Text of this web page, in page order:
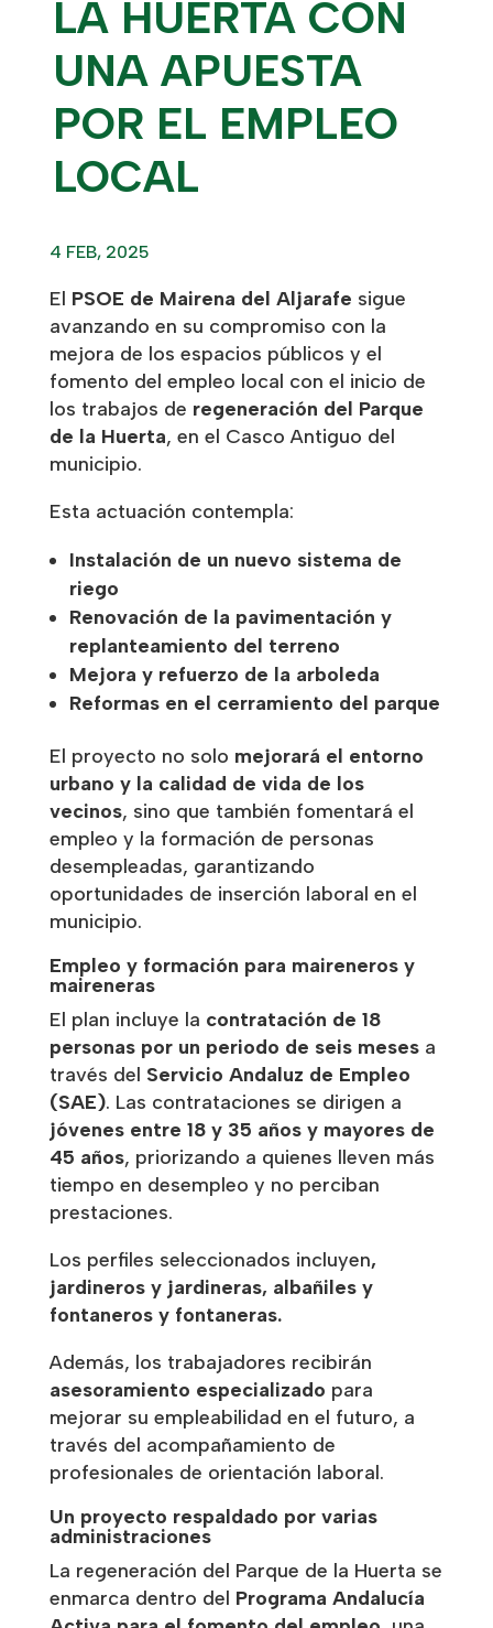
LA HUERTA CON
UNA APUESTA
POR EL EMPLEO
LOCAL
4 FEB, 2025
El PSOE de Mairena del Aljarafe sigue
avanzando en su compromiso con la
mejora de los espacios públicos y el
fomento del empleo local con el inicio de
los trabajos de regeneración del Parque
de la Huerta, en el Casco Antiguo del
municipio.
Esta actuación contempla:
Instalación de un nuevo sistema de
riego
Renovación de la pavimentación y
replanteamiento del terreno
Mejora y refuerzo de la arboleda
Reformas en el cerramiento del parque
El proyecto no solo mejorará el entorno
urbano y la calidad de vida de los
vecinos, sino que también fomentará el
empleo y la formación de personas
desempleadas, garantizando
oportunidades de inserción laboral en el
municipio.
Empleo y formación para maireneros y
maireneras
El plan incluye la contratación de 18
personas por un periodo de seis mesesa
través del Servicio Andaluz de Empleo
(SAE). Las contrataciones se dirigen a
jóvenes entre 18 y 35 años y mayores de
45 años, priorizando a quienes lleven más
tiempo en desempleo y no perciban
prestaciones.
Los perfiles seleccionados incluyen,
jardineros y jardineras, albañiles y
fontaneros y fontaneras.
Además, los trabajadores recibirán
asesoramiento especializado para
mejorar su empleabilidad en el futuro, a
través del acompañamiento de
profesionales de orientación laboral.
Un proyecto respaldado por varias
administraciones
La regeneración del Parque de la Huerta se
enmarca dentro del Programa Andalucía